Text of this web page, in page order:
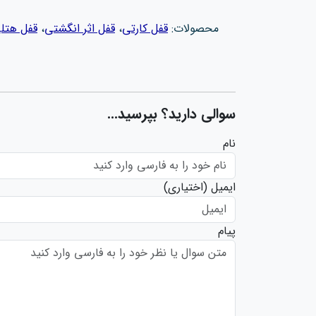
محصولات: قفل کارتی، قفل اثر انگشتی، قفل
سوالی دارید؟ بپرسید...
نام
ایمیل (اختیاری)
پیام